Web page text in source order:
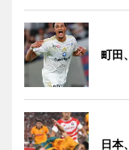
町田
日本